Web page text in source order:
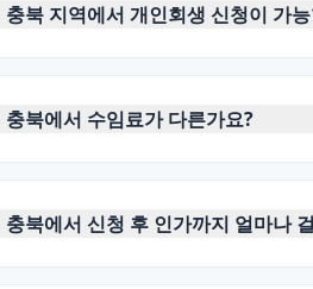
충북 지역에서 개인회생 신청이 가
충북에서 수임료가 다른가요?
충북에서 신청 후 인가까지 얼마나